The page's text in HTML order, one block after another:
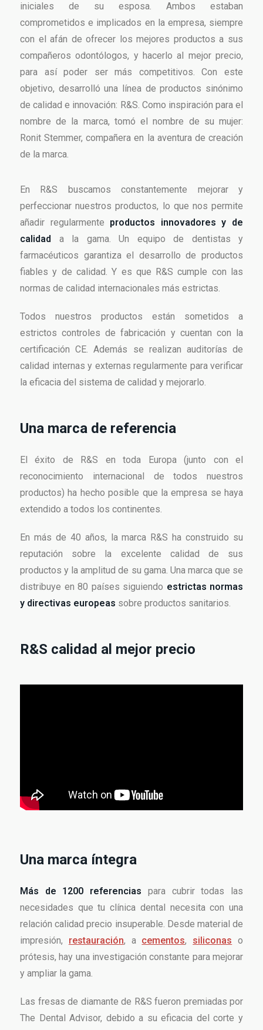
iniciales de su esposa. Ambos estaban
comprometidos e implicados en la empresa, siempre
con el afán de ofrecer los mejores productos a sus
compañeros odontólogos, y hacerlo al mejor precio,
para así poder ser más competitivos. Con este
objetivo, desarrolló una línea de productos sinónimo
de calidad e innovación: R&S. Como inspiración para el
nombre de la marca, tomó el nombre de su mujer:
Ronit Stemmer, compañera en la aventura de creación
de la marca.
En R&S buscamos constantemente mejorar y
perfeccionar nuestros productos, lo que nos permite
añadir regularmente productos innovadores y de
calidad
a la gama. Un equipo de dentistas y
farmacéuticos garantiza el desarrollo de productos
fiables y de calidad. Y es que R&S cumple con las
normas de calidad internacionales más estrictas.
Todos nuestros productos están sometidos a
estrictos controles de fabricación y cuentan con la
certificación CE. Además se realizan auditorías de
calidad internas y externas regularmente para verificar
la eficacia del sistema de calidad y mejorarlo.
Una marca de referencia
El éxito de R&S en toda Europa (junto con el
reconocimiento internacional de todos nuestros
productos) ha hecho posible que la empresa se haya
extendido a todos los continentes.
En más de 40 años, la marca R&S ha construido su
reputación sobre la excelente calidad de sus
productos y la amplitud de su gama. Una marca que se
distribuye en 80 países siguiendo estrictas normas
y directivas europeas sobre productos sanitarios.
R&S calidad al mejor precio
Una marca íntegra
Más de 1200 referencias para cubrir todas las
necesidades que tu clínica dental necesita con una
relación calidad precio insuperable. Desde material de
impresión, restauración, a cementos, siliconas o
prótesis, hay una investigación constante para mejorar
y ampliar la gama.
Las fresas de diamante de R&S fueron premiadas por
The Dental Advisor, debido a su eficacia del corte y